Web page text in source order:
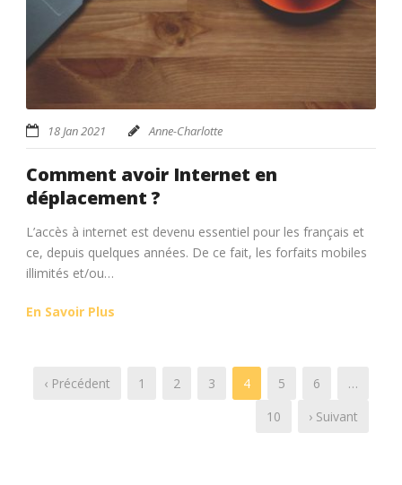
18 Jan 2021 Anne-Charlotte
Comment avoir Internet en
déplacement ?
L’accès à internet est devenu essentiel pour les français et
ce, depuis quelques années. De ce fait, les forfaits mobiles
illimités et/ou…
En Savoir Plus
‹ Précédent 1 2 3 4 5 6
…
10
› Suivant